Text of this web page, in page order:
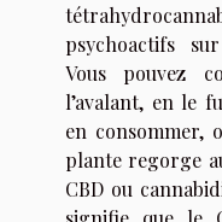
psychoactifs
Vous pouvez
l’avalant, en le
en consommer,
plante regorge
CBD ou